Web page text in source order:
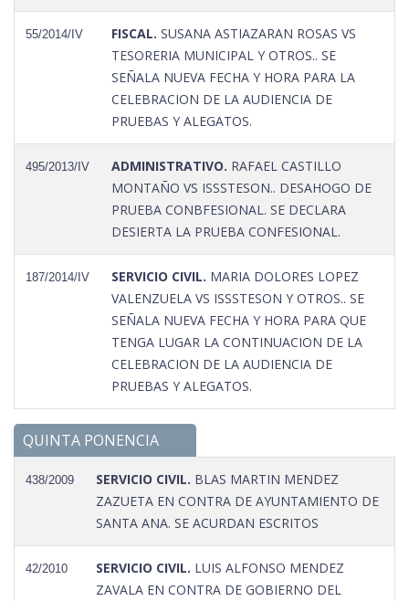
55/2014/IV FISCAL. SUSANA ASTIAZARAN ROSAS VS
TESORERIA MUNICIPAL Y OTROS.. SE
SEÑALA NUEVA FECHA Y HORA PARA LA
CELEBRACION DE LA AUDIENCIA DE
PRUEBAS Y ALEGATOS.
495/2013/IV ADMINISTRATIVO. RAFAEL CASTILLO
MONTAÑO VS ISSSTESON.. DESAHOGO DE
PRUEBA CONBFESIONAL. SE DECLARA
DESIERTA LA PRUEBA CONFESIONAL.
187/2014/IV SERVICIO CIVIL. MARIA DOLORES LOPEZ
VALENZUELA VS ISSSTESON Y OTROS.. SE
SEÑALA NUEVA FECHA Y HORA PARA QUE
TENGA LUGAR LA CONTINUACION DE LA
CELEBRACION DE LA AUDIENCIA DE
PRUEBAS Y ALEGATOS.
QUINTA PONENCIA
438/2009 SERVICIO CIVIL. BLAS MARTIN MENDEZ
ZAZUETA EN CONTRA DE AYUNTAMIENTO DE
SANTA ANA. SE ACURDAN ESCRITOS
42/2010 SERVICIO CIVIL. LUIS ALFONSO MENDEZ
ZAVALA EN CONTRA DE GOBIERNO DEL